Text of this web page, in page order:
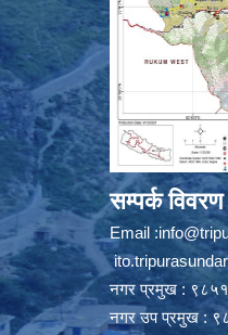
सम्पर्क विवरण
Email :
नगर प्रमुख :
नगर उप प्रमुख :